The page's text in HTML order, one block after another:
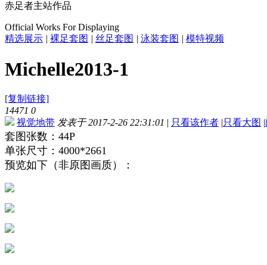
赤足者主站作品
Official Works For Displaying
精选展示 | 裸足套图 | 丝足套图 | 泳装套图 | 模特视频
Michelle2013-1
[复制链接]
14471 0
视觉地带 发表于 2017-2-26 22:31:01 | 只看该作者 |只看大图 |
套图张数：44P
单张尺寸：4000*2661
预览如下（非原图画质）：